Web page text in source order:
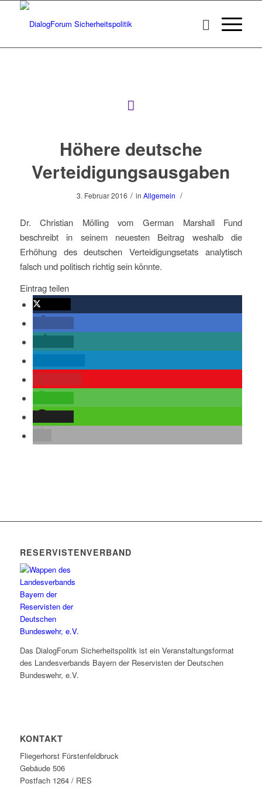
Höhere deutsche
Verteidigungsausgaben
3. Februar 2016 / in Allgemein /
Dr. Christian Mölling vom German Marshall Fund
beschreibt in seinem neuesten Beitrag weshalb die
Erhöhung des deutschen Verteidigungsetats analytisch
falsch und politisch richtig sein könnte.
Eintrag teilen
RESERVISTENVERBAND
Das DialogForum Sicherheitspolitk ist ein Veranstaltungsformat
des Landesverbands Bayern der Reservisten der Deutschen
Bundeswehr, e.V.
KONTAKT
Fliegerhorst Fürstenfeldbruck
Gebäude 506
Postfach 1264 / RES